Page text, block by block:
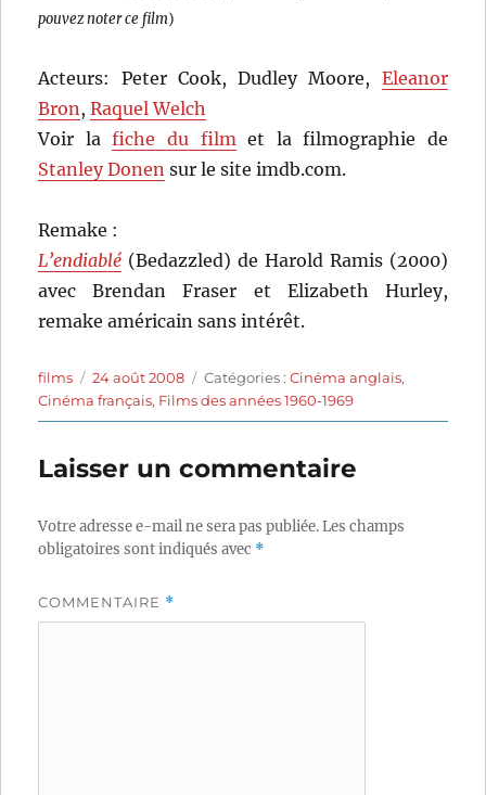
pouvez noter ce film)
Acteurs: Peter Cook, Dudley Moore, Eleanor
Bron,Raquel Welch
Voir lafiche du filmet la filmographie de
Stanley Donen sur le site imdb.com.
Remake :
L’endiablé (Bedazzled) de Harold Ramis (2000)
avec Brendan Fraser et Elizabeth Hurley,
remake américain sans intérêt.
Auteur
films
Publié
le
24 août 2008 Catégories
Catégories :Cinéma anglais,
Cinéma français, Films des années 1960-1969
Laisser un commentaire
Votre adresse e-mail ne sera pas publiée.Les champs
obligatoires sont indiqués avec *
COMMENTAIRE *